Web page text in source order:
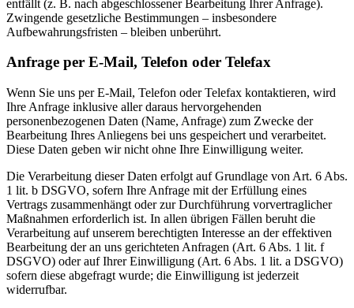
entfällt (z. B. nach abgeschlossener Bearbeitung Ihrer Anfrage).
Zwingende gesetzliche Bestimmungen – insbesondere
Aufbewahrungsfristen – bleiben unberührt.
Anfrage per E-Mail, Telefon oder Telefax
Wenn Sie uns per E-Mail, Telefon oder Telefax kontaktieren, wird
Ihre Anfrage inklusive aller daraus hervorgehenden
personenbezogenen Daten (Name, Anfrage) zum Zwecke der
Bearbeitung Ihres Anliegens bei uns gespeichert und verarbeitet.
Diese Daten geben wir nicht ohne Ihre Einwilligung weiter.
Die Verarbeitung dieser Daten erfolgt auf Grundlage von Art. 6 Abs.
1 lit. b DSGVO, sofern Ihre Anfrage mit der Erfüllung eines
Vertrags zusammenhängt oder zur Durchführung vorvertraglicher
Maßnahmen erforderlich ist. In allen übrigen Fällen beruht die
Verarbeitung auf unserem berechtigten Interesse an der effektiven
Bearbeitung der an uns gerichteten Anfragen (Art. 6 Abs. 1 lit. f
DSGVO) oder auf Ihrer Einwilligung (Art. 6 Abs. 1 lit. a DSGVO)
sofern diese abgefragt wurde; die Einwilligung ist jederzeit
widerrufbar.